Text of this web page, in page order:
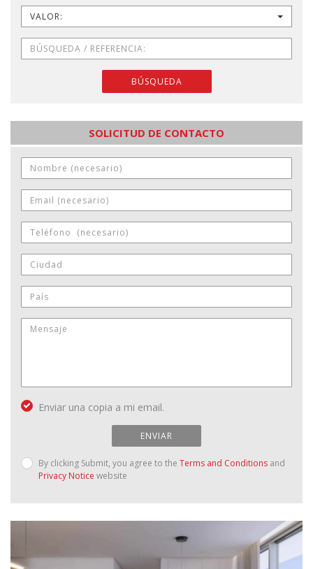
VALOR:
BÚSQUEDA
SOLICITUD DE CONTACTO
Enviar una copia a mi email.
ENVIAR
By clicking Submit, you agree to the Terms and Conditions and
Privacy Notice website